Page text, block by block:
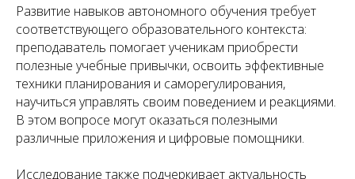
Развитие навыков автономного обучения требует
соответствующего образовательного контекста:
преподаватель помогает ученикам приобрести
полезные учебные привычки, освоить эффективные
техники планирования и саморегулирования,
научиться управлять своим поведением и реакциями.
В этом вопросе могут оказаться полезными
различные приложения и цифровые помощники.
Исследование также подчеркивает актуальность